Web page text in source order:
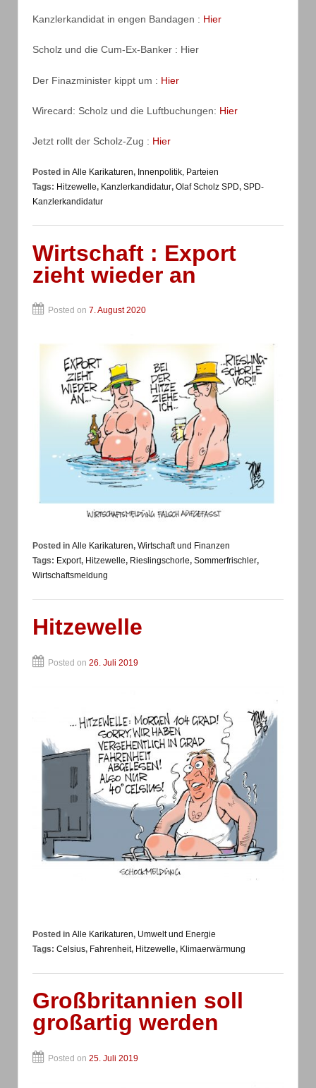
Kanzlerkandidat in engen Bandagen : Hier
Scholz und die Cum-Ex-Banker : Hier
Der Finazminister kippt um : Hier
Wirecard: Scholz und die Luftbuchungen: Hier
Jetzt rollt der Scholz-Zug : Hier
Posted in Alle Karikaturen, Innenpolitik, Parteien
Tags: Hitzewelle, Kanzlerkandidatur, Olaf Scholz SPD, SPD-
Kanzlerkandidatur
Wirtschaft : Export
zieht wieder an
Posted on 7. August 2020
Posted in Alle Karikaturen, Wirtschaft und Finanzen
Tags: Export, Hitzewelle, Rieslingschorle, Sommerfrischler,
Wirtschaftsmeldung
Hitzewelle
Posted on 26. Juli 2019
Posted in Alle Karikaturen, Umwelt und Energie
Tags: Celsius, Fahrenheit, Hitzewelle, Klimaerwärmung
Großbritannien soll
großartig werden
Posted on 25. Juli 2019